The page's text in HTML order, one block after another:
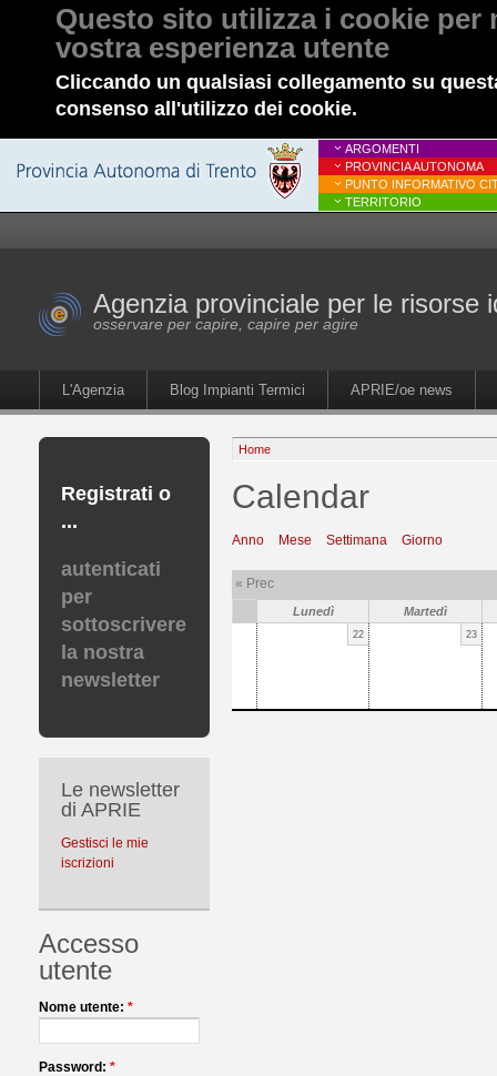
Questo sito utilizza i cookie per
vostra esperienza utente
Cliccando un qualsiasi collegamento su
consenso all'utilizzo dei cookie.
ARGOMENTI
PROVINCIA AUTONOMA
PUNTO INFORMATIVO
TERRITORIO
Agenzia provinciale per le risorse
osservare per capire, capire per agire
L'Agenzia Blog Impianti Termici APRIE/oe news
Registrati o
...
autenticati
per
sottoscrivere
la nostra
newsletter
Le newsletter
di APRIE
Gestisci le mie
iscrizioni
Accesso
utente
Nome utente: *
Password: *
Home
Calendar
Anno Mese Settimana Giorno
« Prec
Lunedì Martedì
22 23